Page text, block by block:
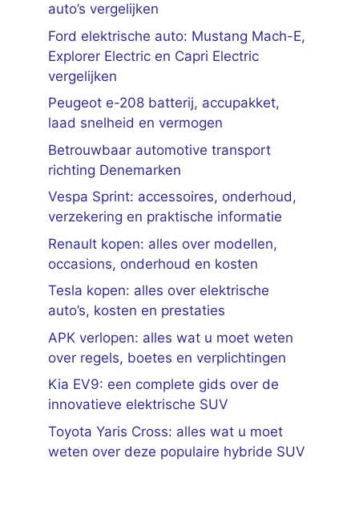
auto’s vergelijken
Ford elektrische auto: Mustang Mach-E,
Explorer Electric en Capri Electric
vergelijken
Peugeot e-208 batterij, accupakket,
laad snelheid en vermogen
Betrouwbaar automotive transport
richting Denemarken
Vespa Sprint: accessoires, onderhoud,
verzekering en praktische informatie
Renault kopen: alles over modellen,
occasions, onderhoud en kosten
Tesla kopen: alles over elektrische
auto’s, kosten en prestaties
APK verlopen: alles wat u moet weten
over regels, boetes en verplichtingen
Kia EV9: een complete gids over de
innovatieve elektrische SUV
Toyota Yaris Cross: alles wat u moet
weten over deze populaire hybride SUV